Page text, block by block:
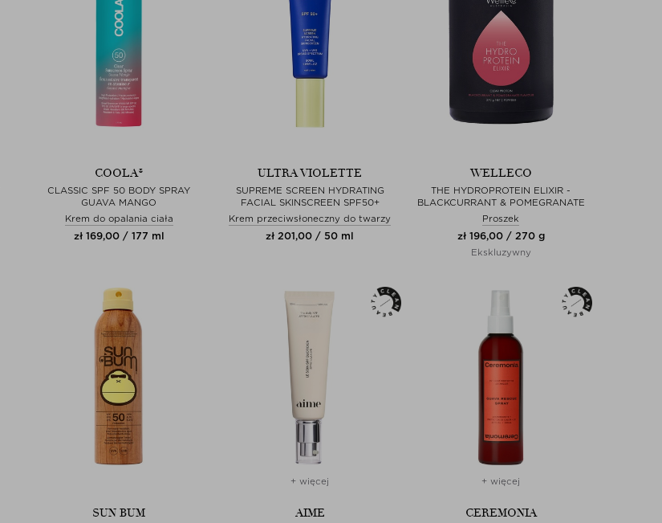
COOLA®
CLASSIC SPF 50 BODY SPRAY
GUAVA MANGO
Krem do opalania ciała
zł 169,00 / 177 ml
ULTRA VIOLETTE
SUPREME SCREEN HYDRATING
FACIAL SKINSCREEN SPF50+
Krem przeciwsłoneczny do twarzy
zł 201,00 / 50 ml
WELLECO
THE HYDROPROTEIN ELIXIR -
BLACKCURRANT & POMEGRANATE
Proszek
zł 196,00 / 270 g
Ekskluzywny
SUN BUM
+ więcej
AIME
+ więcej
CEREMONIA